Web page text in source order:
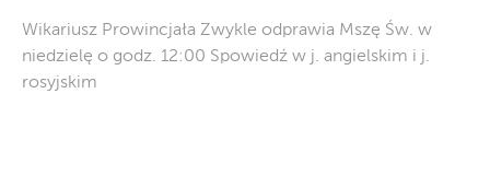
Wikariusz Prowincjała Zwykle odprawia Mszę Św. w
niedzielę o godz. 12:00 Spowiedź w j. angielskim i j.
rosyjskim